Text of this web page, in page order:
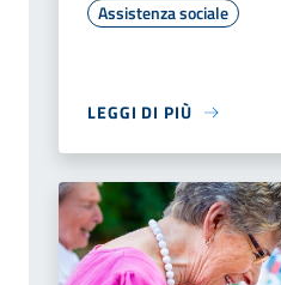
Assistenza sociale
LEGGI DI PIÙ